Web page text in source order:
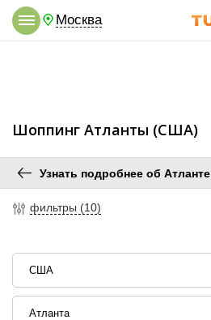
Москва
Шоппинг Атланты (США)
Узнать подробнее об Атланте
фильтры (10)
США
Атланта